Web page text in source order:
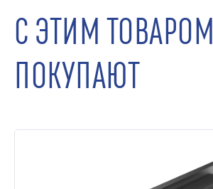
С ЭТИМ ТОВАРОМ
ПОКУПАЮТ